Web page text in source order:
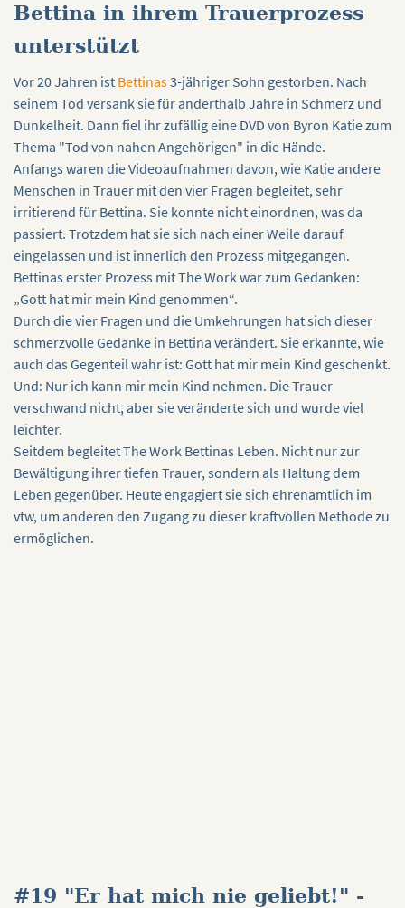
Bettina in ihrem Trauerprozess
unterstützt
Vor 20 Jahren ist Bettinas3-jähriger Sohn gestorben. Nach
seinem Tod versank sie für anderthalb Jahre in Schmerz und
Dunkelheit. Dann fiel ihr zufällig eine DVD von Byron Katie zum
Thema "Tod von nahen Angehörigen" in die Hände.
Anfangs waren die Videoaufnahmen davon, wie Katie andere
Menschen in Trauer mit den vier Fragen begleitet, sehr
irritierend für Bettina. Sie konnte nicht einordnen, was da
passiert. Trotzdem hat sie sich nach einer Weile darauf
eingelassen und ist innerlich den Prozess mitgegangen.
Bettinas erster Prozess mit The Work war zum Gedanken:
„Gott hat mir mein Kind genommen“.
Durch die vier Fragen und die Umkehrungen hat sich dieser
schmerzvolle Gedanke in Bettina verändert. Sie erkannte, wie
auch das Gegenteil wahr ist: Gott hat mir mein Kind geschenkt.
Und: Nur ich kann mir mein Kind nehmen. Die Trauer
verschwand nicht, aber sie veränderte sich und wurde viel
leichter.
Seitdem begleitet The Work Bettinas Leben. Nicht nur zur
Bewältigung ihrer tiefen Trauer, sondern als Haltung dem
Leben gegenüber. Heute engagiert sie sich ehrenamtlich im
vtw, um anderen den Zugang zu dieser kraftvollen Methode zu
ermöglichen.
#19 "Er hat mich nie geliebt!" -